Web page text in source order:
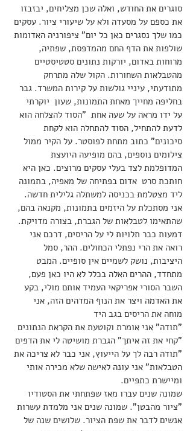
סוגרים את החודש, ואלה שכן מצליחים, יבזבזו
את כספם על מסעדה ולא על שיעורי ציור. עסקים
כמו שלך נסגרים כאן כל יום" ציפורניה האדומות
שולפות את הדף החם מהמדפסת, שפתיה,
מרוחות באדום, יורקות נתונים סטטיסטיים
מהטבלאות השחורות. הקול שלה מתרחק
מתודעתי, עיניי גולשות על קירות המשרד. גבר
בחליפה מחייך מאחת התמונות, שעון  יוקרתי
על ידו מראה על שעה אחת  "הסוד להצלחה הוא
לדעת להתחיל, הסוד להתחלה הוא לקחת
סיכונים" כתוב מתחת לפוסטר. על הקיר ממול
צילומים נוספים, בהם מופיעה היועצת
המדופלמת לצד בעלי עסקים מרוצים. כאן היא
חותכת סרט  אדום בפתיחה של מאפיה, בתמונה
ליד מצטלמת בכניסה למשתלה גלילית חדשה.
אני מסתכלת על היזמים בתמונות, מקנאה בהם,
שהתאימו לטבלאות של הגברת, בצורה מדויקת.
דמעות כבר תלויות לי על הריסים, דרכם אני
רואה את הרי נפתלי הכחולים. ההר, סמל
היציבות, נושק לשמיים אין סופיים. המבט
מתחדד, ההרים האלה בכלל לא היו כאן פעם,
השבר הסורי אפריקאי העמיד אותם מולי, בקע
את האדמה ויצר את הנוף המדהים הזה, אני
מוחה את הריסים בגב היד
"תודה" אני אומרת וקוטעת את הקראת הנתונים
"קחי את זה איתך" הגברת מושיטה לי את הדפים
"תודה רבה לך על הייעוץ, אני כבר לא צריכה את
הטבלאות" אני עונה לאישה שלא מכירה אותי
ומיישרת כתפיים.
שמונה שנים עברו מאז שפתחתי את הסטודיו
"ציור מהבטן". שמונה שנים אני מלמדת עשרות
אנשים לדבר את שפת הציור. שלושים שנה של